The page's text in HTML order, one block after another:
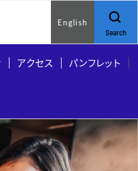
English
Search
アクセス パンフレット